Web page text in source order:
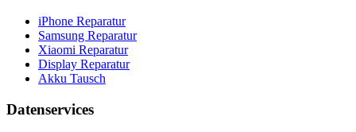
iPhone Reparatur
Samsung Reparatur
Xiaomi Reparatur
Display Reparatur
Akku Tausch
Datenservices